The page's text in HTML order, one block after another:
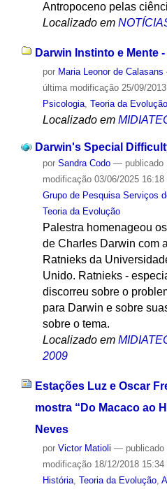
Antropoceno pelas
Localizado em
Darwin Instinto e Mente
por Maria Leonor de Calasans
última modificação25/09/
Psicologia, Teoria da Evolução
Localizado em
Darwin's Special
por Sandra Codo — publicado
modificação03/06/2025 16:18
Grupo de Pesquisa Serviços
Teoria da Evolução
Palestra homenageou
de Charles Darwin com
Ratnieks da
Unido. Ratnieks -
discorreu sobre o
para Darwin e sobre
sobre o tema.
Localizado em
2009
Estações Luz e Oscar
mostra “Do Macaco ao
Neves
por Victor Matioli — publicado
modificação18/12/2018 15:34
História, Teoria da Evolução,